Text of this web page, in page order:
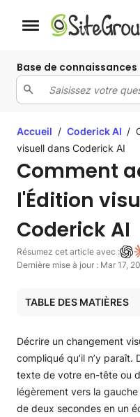
Bouton de navigation mobile
Base de connaissances
Accueil / Coderick AI /
visuell dans Coderick AI
Comment
l'Édition
Coderick AI
Résumez cet article avec :
Dernière mise à jour : Mar 17,
TABLE DES MATIÈRES
Comment modifier
Modifications manuelles
Texte
Décrire un changement
compliqué qu’il n’y
texte de votre en-tête ou
légèrement vers la
de deux secondes en un